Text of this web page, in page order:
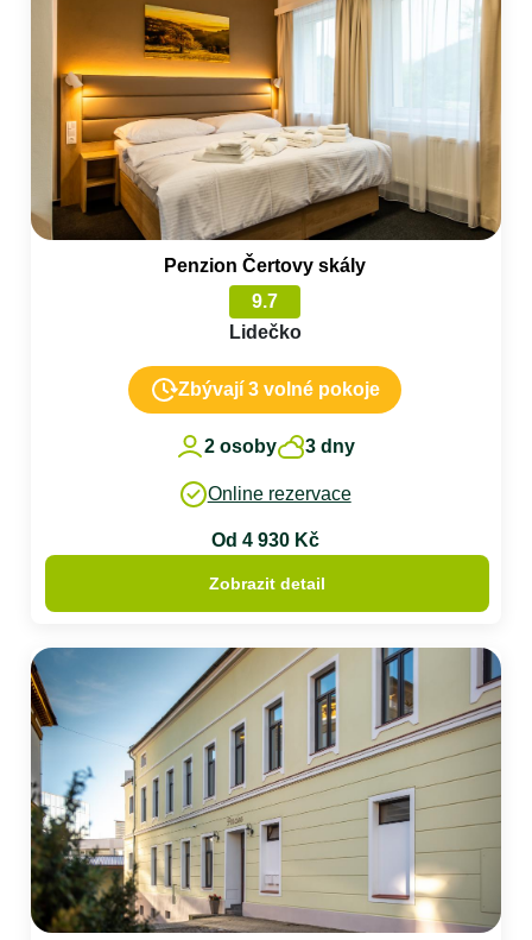
Penzion Čertovy skály
9.7
Lidečko
Zbývají 3 volné pokoje
2 osoby 3 dny
Online rezervace
Od 4 930 Kč
Zobrazit detail